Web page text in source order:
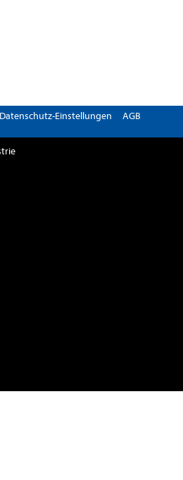
Datenschutz-Einstellungen AGB